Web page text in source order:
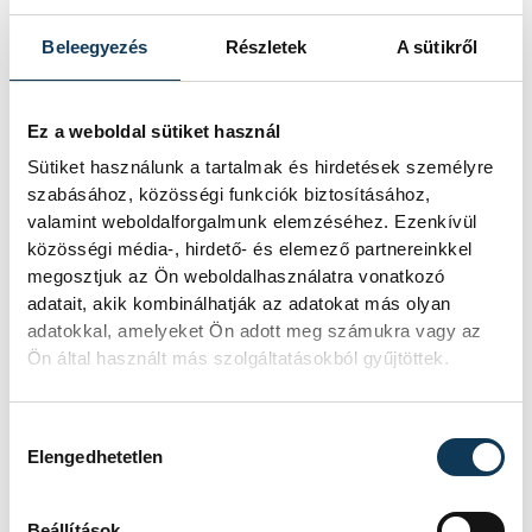
Beleegyezés Részletek A sütikről
Ez a weboldal sütiket használ
Sütiket használunk a tartalmak és hirdetések személyre
szabásához, közösségi funkciók biztosításához,
valamint weboldalforgalmunk elemzéséhez. Ezenkívül
közösségi média-, hirdető- és elemező partnereinkkel
megosztjuk az Ön weboldalhasználatra vonatkozó
adatait, akik kombinálhatják az adatokat más olyan
adatokkal, amelyeket Ön adott meg számukra vagy az
Ön által használt más szolgáltatásokból gyűjtöttek.
Elengedhetetlen
diákját is elismerték.
2026. JANUÁR 11. 16:22
1 2 3 4 5 ...
KÖZÉLET
A lelet önmagában még